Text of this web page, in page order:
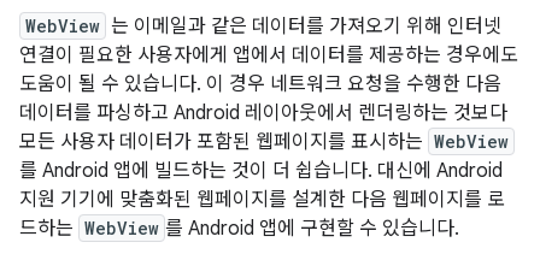
WebView 는 이메일과 같은 데이터를 가져오기 위해 인터넷
연결이 필요한 사용자에게 앱에서 데이터를 제공하는 경우에도
도움이 될 수 있습니다. 이 경우 네트워크 요청을 수행한 다음
데이터를 파싱하고 Android 레이아웃에서 렌더링하는 것보다
모든 사용자 데이터가 포함된 웹페이지를 표시하는 WebView
를 Android 앱에 빌드하는 것이 더 쉽습니다. 대신에 Android
지원 기기에 맞춤화된 웹페이지를 설계한 다음 웹페이지를 로
드하는 WebView 를 Android 앱에 구현할 수 있습니다.